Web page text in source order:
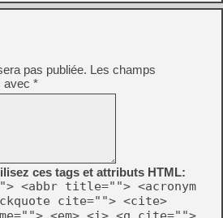
pas publiée. Les champs
avec *
ces tags et attributs HTML:
<abbr title=""> <acronym
cite=""> <cite>